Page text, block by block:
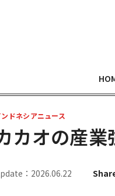
ンドネシアニュース
カオの産
：2026.06.22